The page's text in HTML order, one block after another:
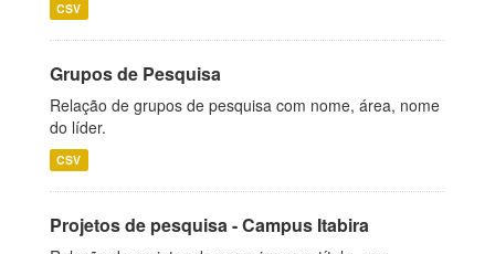
CSV
Grupos de Pesquisa
Relação de grupos de pesquisa com nome, área, nome
do líder.
CSV
Projetos de pesquisa - Campus Itabira